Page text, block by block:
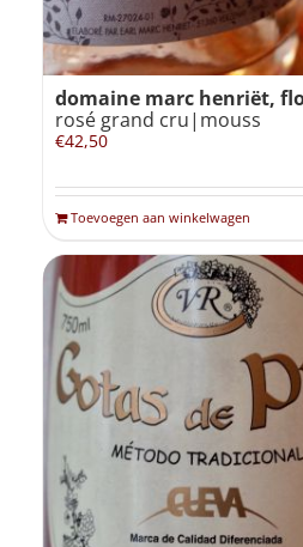
domaine marc henriët,
rosé grand cru|mouss
€42,50
Toevoegen aan winkelwagen